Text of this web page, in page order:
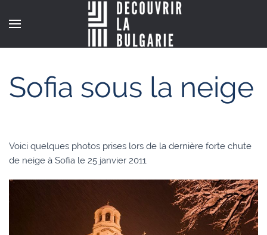
Sofia sous la neige
Voici quelques photos prises lors de la dernière forte chute
de neige à Sofia le 25 janvier 2011.